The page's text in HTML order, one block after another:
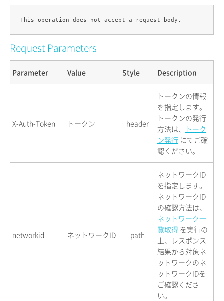
Request Parameters
Parameter Value Style Description
X-Auth-Token トークン header
トークンの情報
を指定します。
トークンの発行
方法は、
トーク
ン発行 にてご確
認ください。
networkid ネットワークID path
ネットワークID
を指定します。
ネットワークID
の確認方法は、
ネットワーク一
覧取得 を実行の
上、レスポンス
結果から対象ネ
ットワークのネ
ットワークIDを
ご確認くださ
い。